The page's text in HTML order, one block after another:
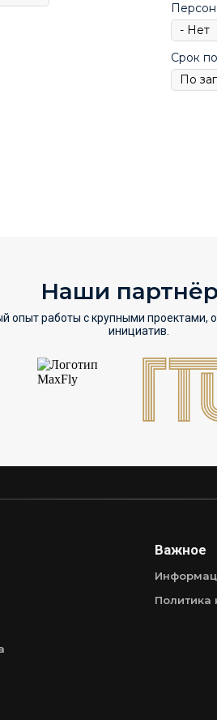
Срок
Наши
опыт работы с крупными проектами,
инициатив.
Важное
Политика